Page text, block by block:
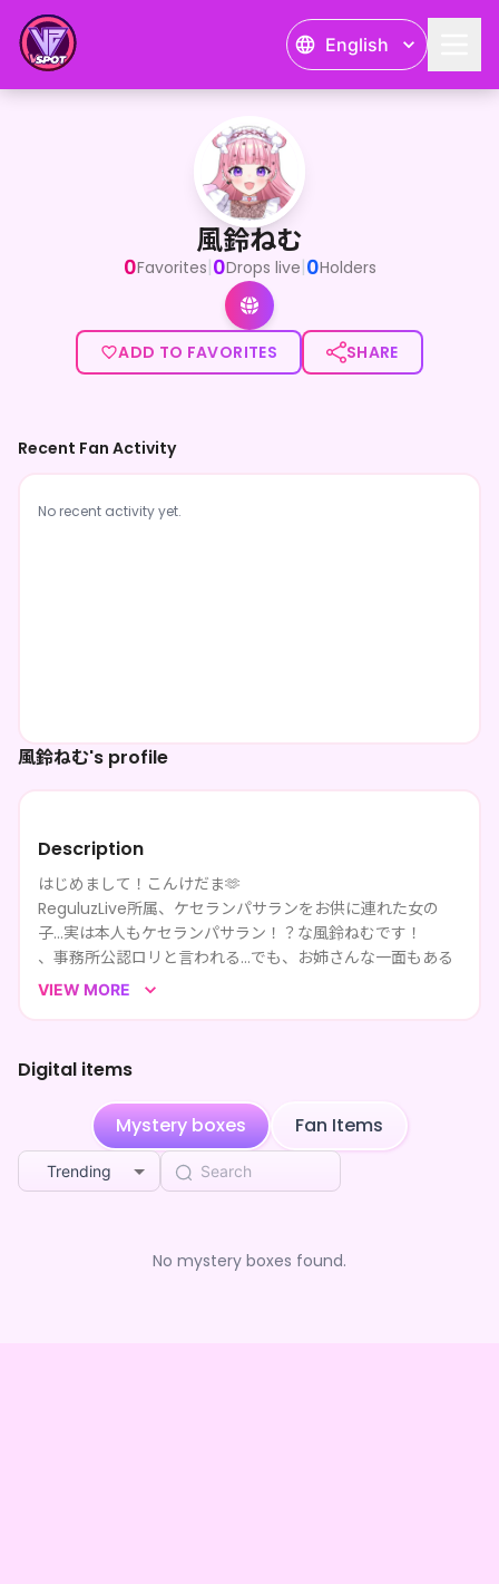
English
風鈴ねむ
<p>はじめまして！こんけだま🫶</p><p>ReguluzLive所属
風鈴ねむ
0Favorites|0Drops live|0Holders
ADD TO FAVORITES SHARE
風鈴ねむ's profile
Description
はじめまして！こんけだま🫶
ReguluzLive所属、ケセランパサランをお供に連れた女の
子…実は本人もケセランパサラン！？な風鈴ねむです！
、事務所公認ロリと言われる…でも、お姉さんな一面もある
んだよ？🥺
のんびりお話したり、タロット占いをしたり…タロット占い
は「マジで当たる！！」って評判なんだよ
ぽんこつと言われもするけど、それは直接確認しにきてくれ
たら嬉しいな♡
VIEW MORE
Digital items
Mystery boxes Fan Items
Trending
No mystery boxes found.
Recent Fan Activity
No recent activity yet.